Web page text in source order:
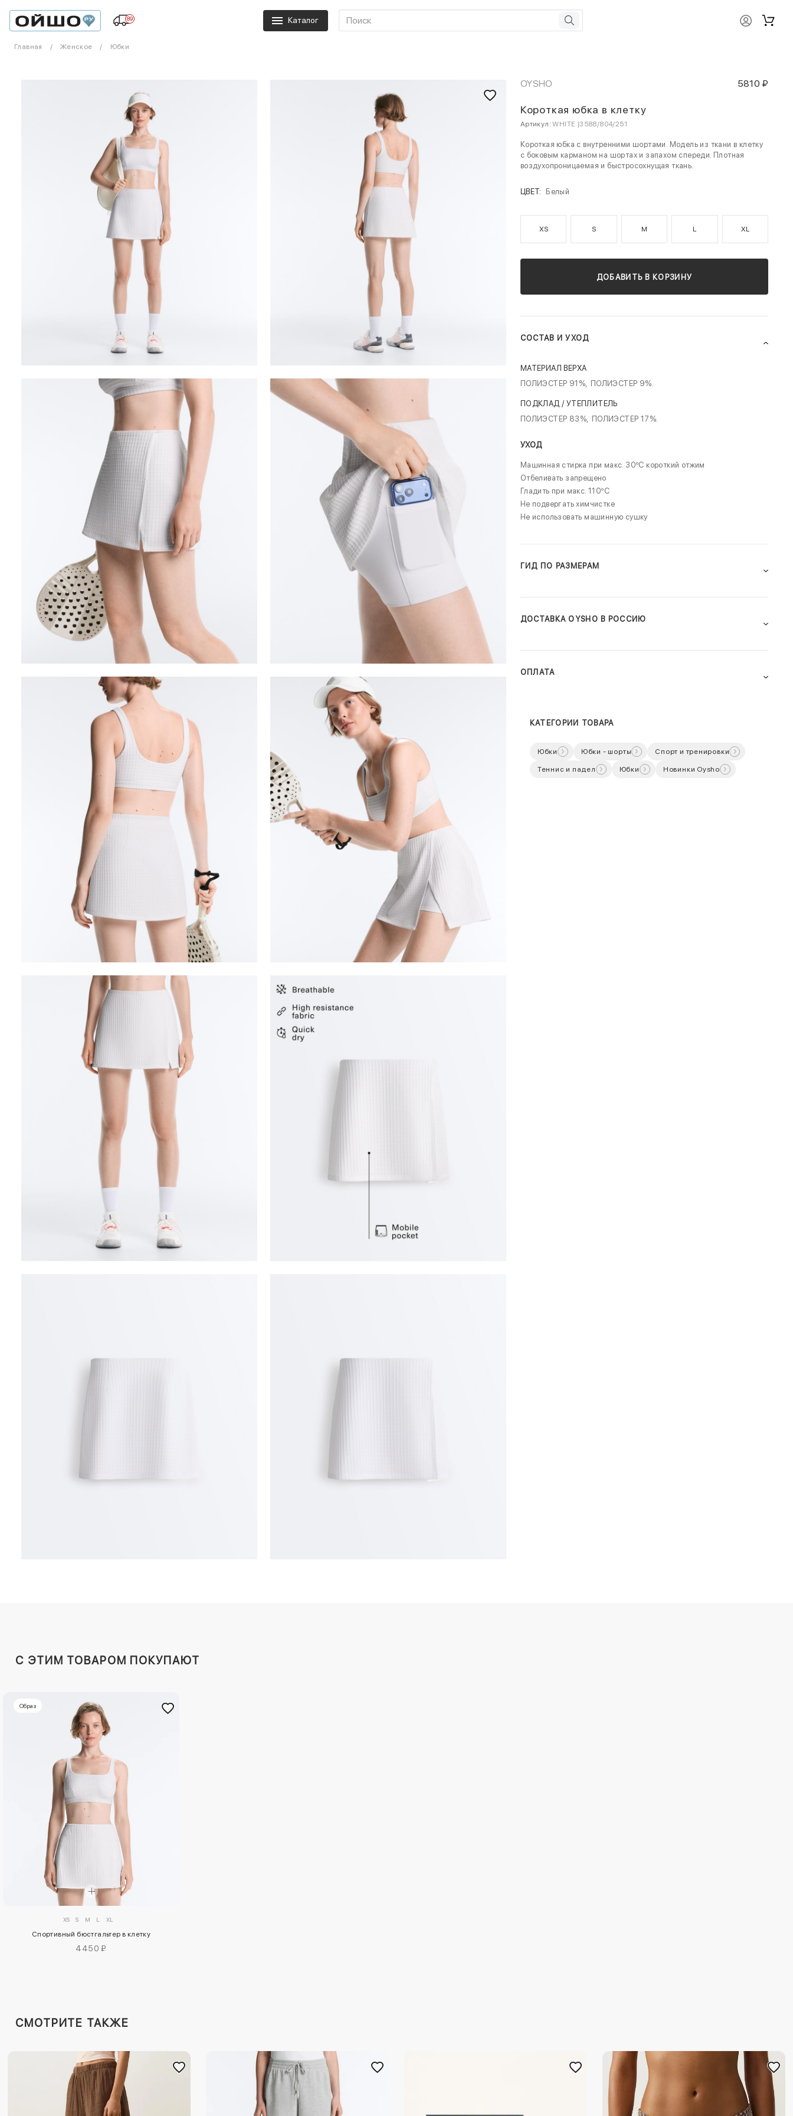
89 Каталог
Главная Женское Юбки
OYSHO 5810 ₽
Короткая юбка в клетку
Артикул: WHITE |3588/804/251
Короткая юбка с внутренними шортами. Модель из ткани в клетку
с боковым карманом на шортах и запахом спереди. Плотная
воздухопроницаемая и быстросохнущая ткань.
ЦВЕТ: Белый
XS S M L XL
ДОБАВИТЬ В КОРЗИНУ
СОСТАВ И УХОД
МАТЕРИАЛ ВЕРХА
ПОЛИЭСТЕР 91%, ПОЛИЭСТЕР 9%.
ПОДКЛАД / УТЕПЛИТЕЛЬ
ПОЛИЭСТЕР 83%, ПОЛИЭСТЕР 17%.
УХОД
Машинная стирка при макс. 30ºC короткий отжим
Отбеливать запрещено
Гладить при макс. 110ºC
Не подвергать химчистке
Не использовать машинную сушку
ГИД ПО РАЗМЕРАМ
ДОСТАВКА OYSHO В РОССИЮ
ОПЛАТА
КАТЕГОРИИ ТОВАРА
Юбки Юбки - шорты Спорт и тренировки
Теннис и падел Юбки Новинки Oysho
C ЭТИМ ТОВАРОМ ПОКУПАЮТ
Образ
XS S M L XL
Спортивный бюстгальтер в клетку
4450 ₽
СМОТРИТЕ ТАКЖЕ